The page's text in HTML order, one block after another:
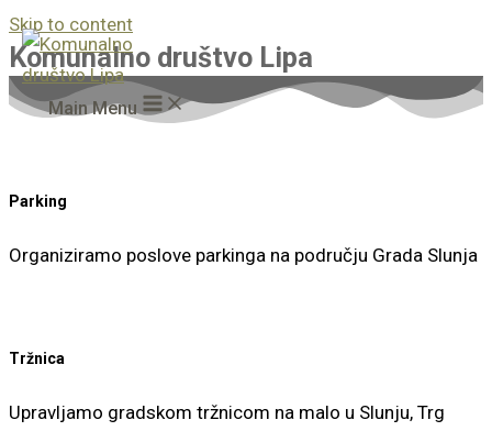
Skip to content
Main Menu
Komunalno društvo Lipa
Parking
Organiziramo poslove parkinga na području Grada Slunja
Tržnica
Upravljamo gradskom tržnicom na malo u Slunju, Trg